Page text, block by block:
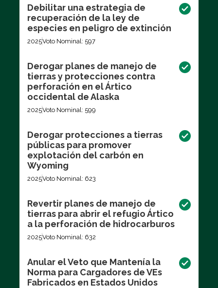
Debilitar una estrategia de
recuperación de la ley de
especies en peligro de extinción
2025Voto Nominal: 597
Derogar planes de manejo de
tierras y protecciones contra
perforación en el Ártico
occidental de Alaska
2025Voto Nominal: 599
Derogar protecciones a tierras
públicas para promover
explotación del carbón en
Wyoming
2025Voto Nominal: 623
Revertir planes de manejo de
tierras para abrir el refugio Ártico
a la perforación de hidrocarburos
2025Voto Nominal: 632
Anular el Veto que Mantenía la
Norma para Cargadores de VEs
Fabricados en Estados Unidos